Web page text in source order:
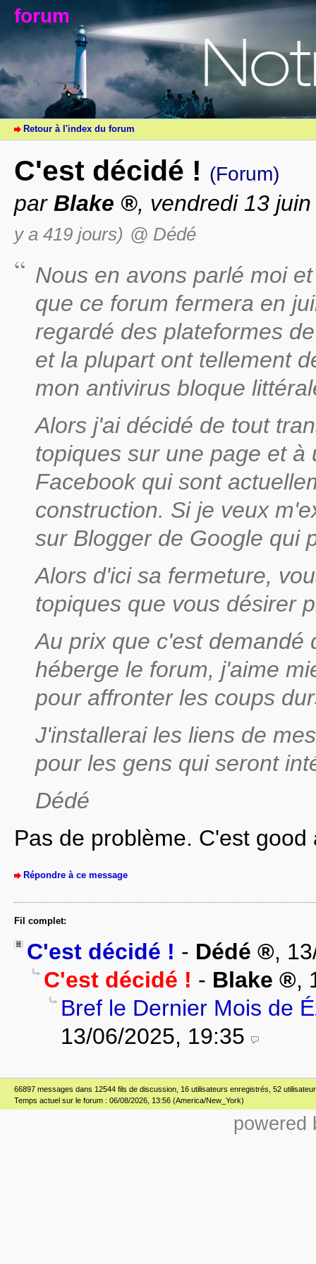
forum
Retour à l'index du forum
C'est décidé ! (Forum)
par Blake , vendredi 13
y a 419 jours) @ Dédé
Nous en avons parlé moi
que ce forum fermera en
regardé des plateformes
et la plupart ont tellement
mon antivirus bloque
Alors j'ai décidé de tout
topiques sur une page et à
Facebook qui sont
construction. Si je veux
sur Blogger de Google qui
Alors d'ici sa fermeture,
topiques que vous désirer
Au prix que c'est demandé
héberge le forum, j'aime
pour affronter les coups
J'installerai les liens de
pour les gens qui seront
Dédé
Pas de problème. C'est good
Répondre à ce message
Fil complet:
C'est décidé ! - Dédé ,
C'est décidé ! - Blake ,
Bref le Dernier Mois de
13/06/2025, 19:35
66897 messages dans 12544 fils de discussion, 16 utilisateurs enregistrés, 52
Temps actuel sur le forum : 06/08/2026, 13:56 (America/New_York)
powered